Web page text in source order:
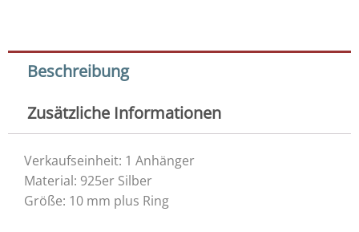
Beschreibung
Zusätzliche Informationen
Verkaufseinheit: 1 Anhänger
Material: 925er Silber
Größe: 10 mm plus Ring